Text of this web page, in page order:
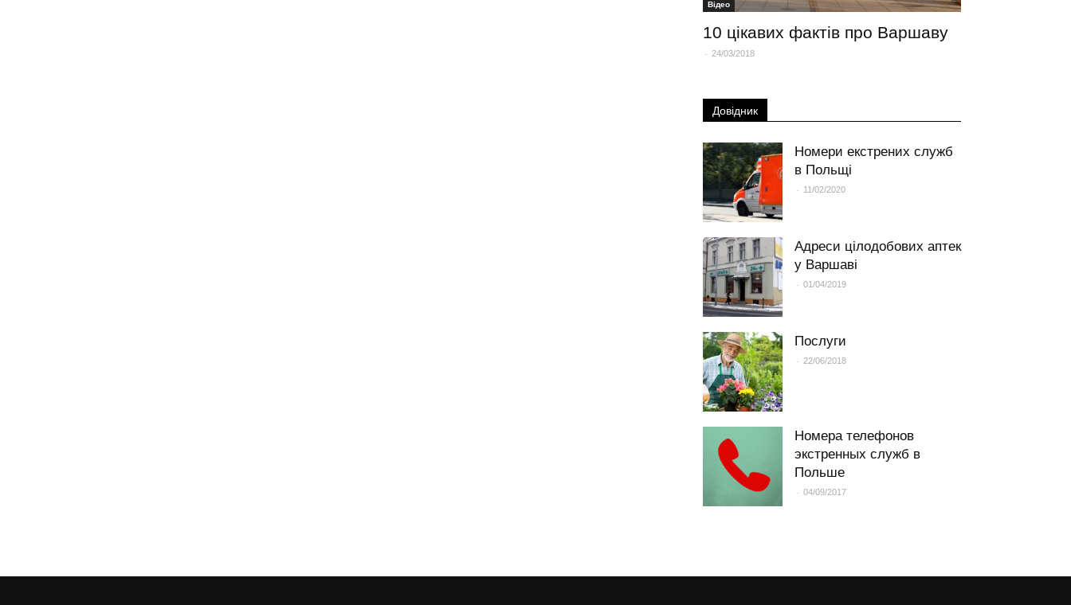
Вiдео
10 цікавих фактів про Варшаву
- 24/03/2018
Довідник
Номери екстрених служб
в Польщі
- 11/02/2020
Адреси цілодобових аптек
у Варшаві
- 01/04/2019
Послуги
- 22/06/2018
Номера телефонов
экстренных служб в
Польше
- 04/09/2017